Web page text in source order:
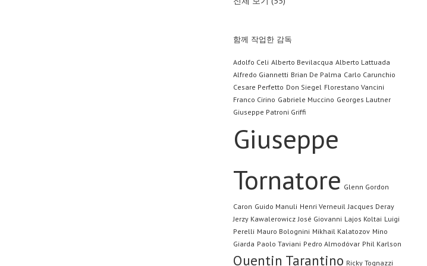
함께 작업한 감독
Adolfo Celi Alberto Bevilacqua Alberto Lattuada
Alfredo Giannetti Brian De Palma Carlo Carunchio
Cesare Perfetto Don Siegel Florestano Vancini
Franco Cirino Gabriele Muccino Georges Lautner
Giuseppe Patroni Griffi
Giuseppe
Tornatore Glenn Gordon
Caron Guido Manuli Henri Verneuil Jacques Deray
Jerzy Kawalerowicz José Giovanni Lajos Koltai Luigi
Perelli Mauro Bolognini Mikhail Kalatozov Mino
Giarda Paolo Taviani Pedro Almodóvar Phil Karlson
Quentin Tarantino Ricky Tognazzi